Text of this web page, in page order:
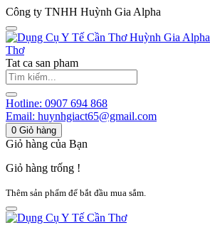
Công ty TNHH Huỳnh Gia Alpha
Huỳnh Gia Alpha
Thơ
Tat ca san pham
Hotline: 0907 694 868
Email: huynhgiact65@gmail.com
0 Giỏ hàng
Giỏ hàng của Bạn
Giỏ hàng trống !
Thêm sản phẩm để bắt đầu mua sắm.